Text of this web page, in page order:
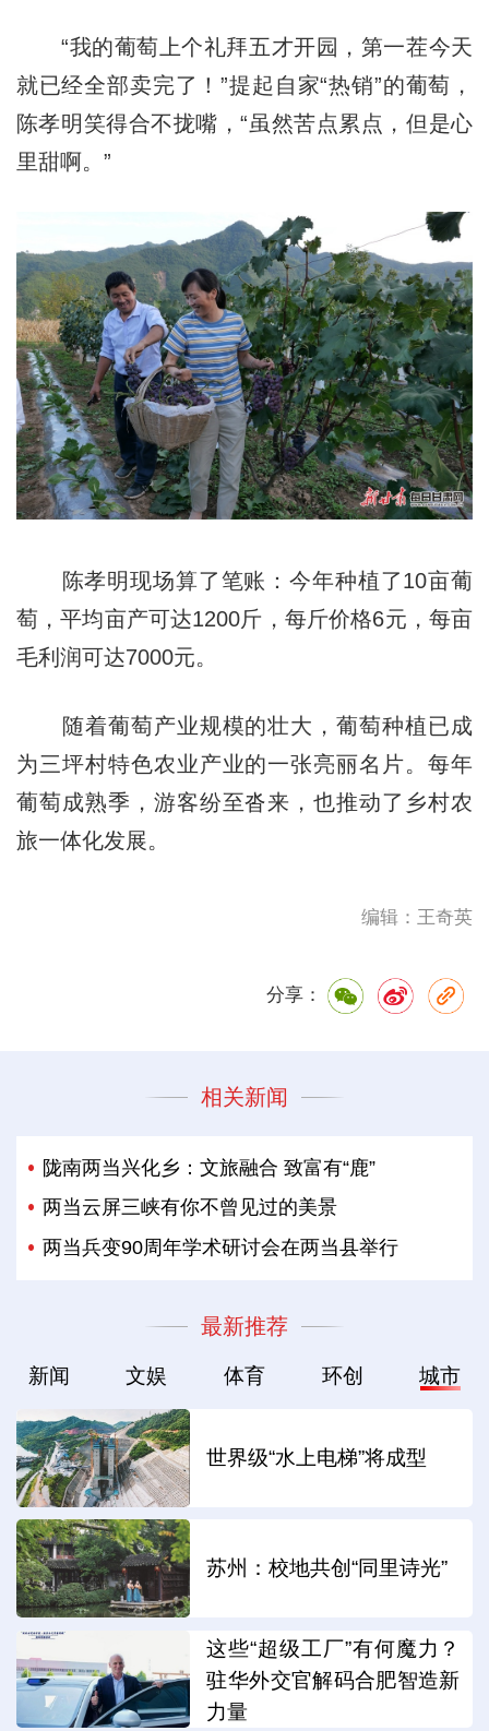
“我的葡萄上个礼拜五才开园，第一茬今天
就已经全部卖完了！”提起自家“热销”的葡萄，
陈孝明笑得合不拢嘴，“虽然苦点累点，但是心
里甜啊。”
陈孝明现场算了笔账：今年种植了10亩葡
萄，平均亩产可达1200斤，每斤价格6元，每亩
毛利润可达7000元。
随着葡萄产业规模的壮大，葡萄种植已成
为三坪村特色农业产业的一张亮丽名片。每年
葡萄成熟季，游客纷至沓来，也推动了乡村农
旅一体化发展。
编辑：王奇英
分享：
相关新闻
陇南两当兴化乡：文旅融合 致富有“鹿”
两当云屏三峡有你不曾见过的美景
两当兵变90周年学术研讨会在两当县举行
最新推荐
新闻 文娱 体育 环创 城市
世界级“水上电梯”将成型
苏州：校地共创“同里诗光”
这些“超级工厂”有何魔力？
驻华外交官解码合肥智造新
力量